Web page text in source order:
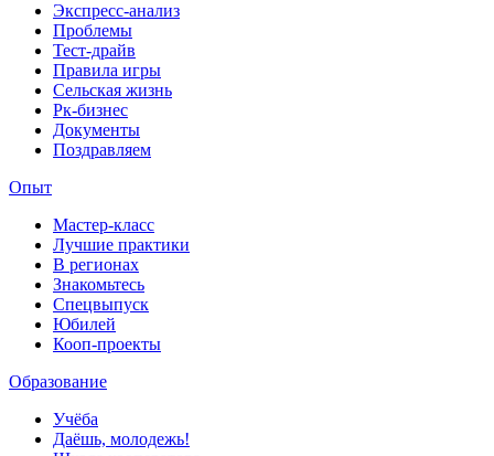
Экспресс-анализ
Проблемы
Тест-драйв
Правила игры
Сельская жизнь
Рк-бизнес
Документы
Поздравляем
Опыт
Мастер-класс
Лучшие практики
В регионах
Знакомьтесь
Спецвыпуск
Юбилей
Кооп-проекты
Образование
Учёба
Даёшь, молодежь!